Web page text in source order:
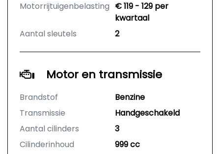
Motorrijtuigenbelasting € 119 - 129 per
kwartaal
Aantal sleutels
2
Motor en transmissie
Brandstof
Benzine
Transmissie
Handgeschakeld
Aantal cilinders
3
Cilinderinhoud
999 cc